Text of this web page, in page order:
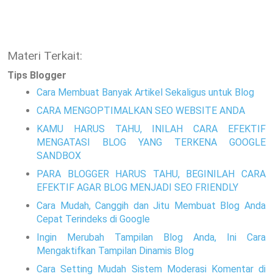
Materi Terkait:
Tips Blogger
Cara Membuat Banyak Artikel Sekaligus untuk Blog
CARA MENGOPTIMALKAN SEO WEBSITE ANDA
KAMU HARUS TAHU, INILAH CARA EFEKTIF
MENGATASI BLOG YANG TERKENA GOOGLE
SANDBOX
PARA BLOGGER HARUS TAHU, BEGINILAH CARA
EFEKTIF AGAR BLOG MENJADI SEO FRIENDLY
Cara Mudah, Canggih dan Jitu Membuat Blog Anda
Cepat Terindeks di Google
Ingin Merubah Tampilan Blog Anda, Ini Cara
Mengaktifkan Tampilan Dinamis Blog
Cara Setting Mudah Sistem Moderasi Komentar di